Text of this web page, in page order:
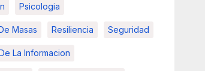
Psicologia
Masas Resiliencia Seguridad
La Informacion